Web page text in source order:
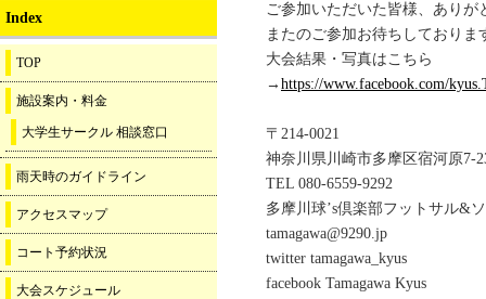
ご参加いただいた皆様、ありが
またのご参加お待ちしておりま
大会結果・写真はこちら
→ https://www.facebook.com/
〒214-0021
神奈川県川崎市多摩区宿河原7-
TEL 080-6559-9292
多摩川球’s倶楽部フットサル&
tamagawa@9290.jp
twitter tamagawa_kyus
facebook Tamagawa Kyus
Index
TOP
施設案内・料金
大学生サークル 相談窓口
雨天時のガイドライン
アクセスマップ
コート予約状況
大会スケジュール